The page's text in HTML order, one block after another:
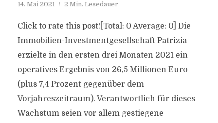
14. Mai 2021 2 Min. Lesedauer
Click to rate this post![Total: 0 Average: 0] Die
Immobilien-Investmentgesellschaft Patrizia
erzielte in den ersten drei Monaten 2021 ein
operatives Ergebnis von 26,5 Millionen Euro
(plus 7,4 Prozent gegenüber dem
Vorjahreszeitraum). Verantwortlich für dieses
Wachstum seien vor allem gestiegene